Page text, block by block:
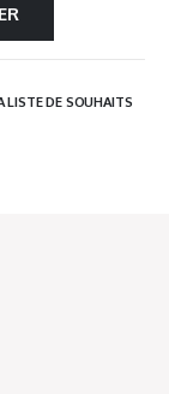
LISTE DE SOUHAITS